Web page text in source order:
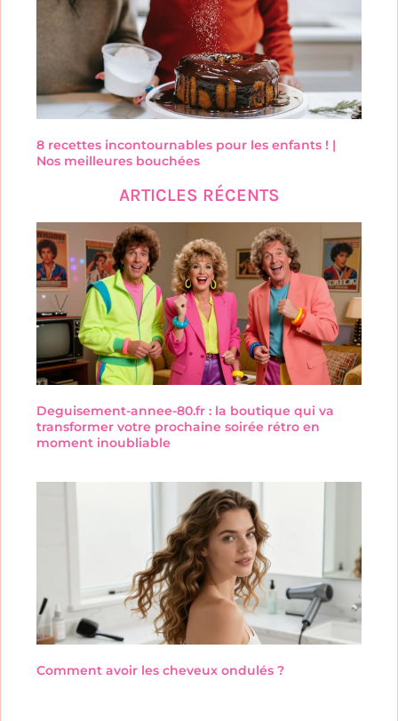
8 recettes incontournables pour les enfants ! |
Nos meilleures bouchées
ARTICLES RÉCENTS
Deguisement-annee-80.fr : la boutique qui va
transformer votre prochaine soirée rétro en
moment inoubliable
Comment avoir les cheveux ondulés ?